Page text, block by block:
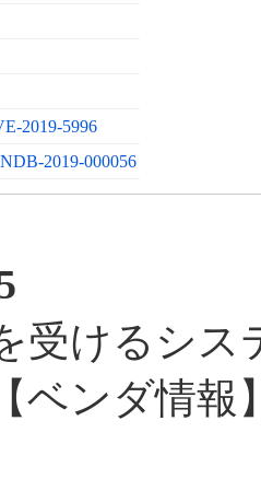
2019-5996
2019-000056
受けるシ
ベンダ情報